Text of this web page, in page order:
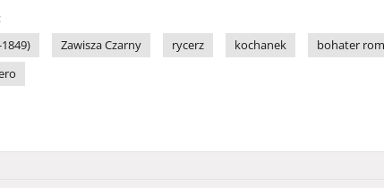
Zawisza Czarny rycerz kochanek bohater